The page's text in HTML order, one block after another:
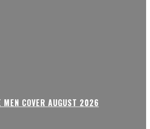
MEN COVER AUGUST 2026